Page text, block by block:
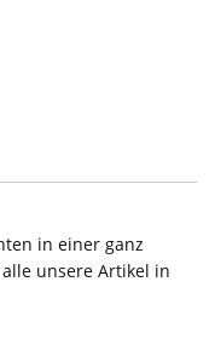
in einer ganz
unsere Artikel in